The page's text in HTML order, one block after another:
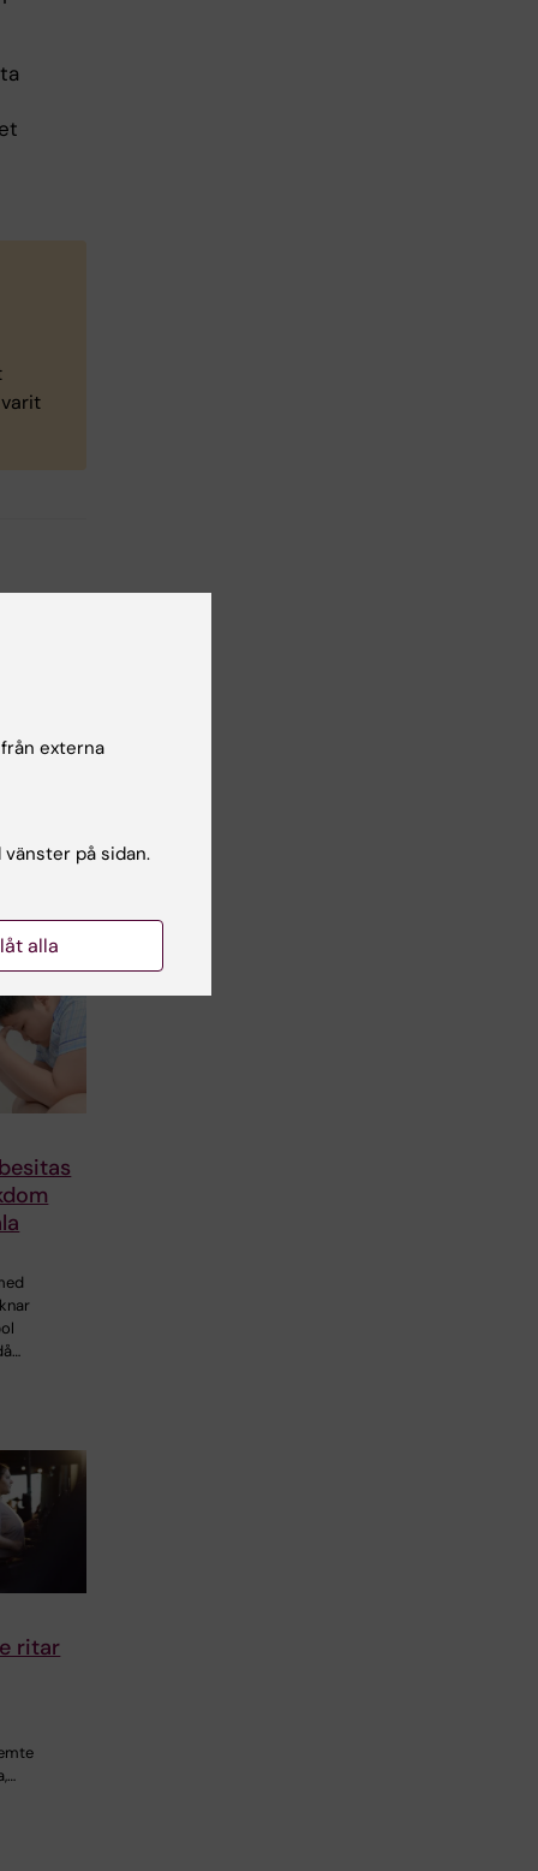
varit
ritar
externa
på sidan.
alla